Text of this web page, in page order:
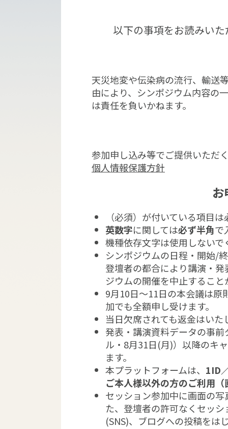
以下の事項をお読みい
天災地変や伝染病の流行、輸送
由により、シンポジウム内容の
は責任を負いかねます。
参加申し込み等でご提供いただ
個人情報保護方針
（必須）が付いている項目
英数字に関しては必ず半角で
機種依存文字は使用しないで
シンポジウムの日程・開始/
登壇者の都合により講演・
ジウムの開催を中止するこ
9月10日～11日の本会議は原
加でも全額申し受けます。
当日欠席されても返金はい
発表・講演資料データの事
ル・8月31日(月)）以降のキ
ます。
本プラットフォームは、 1ID
ご本人様以外の方のご利用
セッション参加中に画面の
た、登壇者の許可なくセッ
(SNS)、ブログへの投稿をは